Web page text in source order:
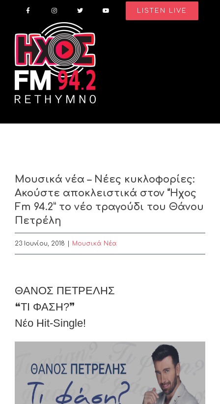
content
LISTEN LIVE
Μουσικά νέα – Νέες κυκλοφορίες:
Ακούστε αποκλειστικά στον “Ήχος
Fm 94.2” το νέο τραγούδι του Θάνου
Πετρέλη
23 Ιουνίου, 2018 Μουσικά Νέα
Larger
Image
ΘΑΝΟΣ ΠΕΤΡΕΛΗΣ
❝ΤΙ ΦΑΣΗ?❞
Νέο Hit-Single!